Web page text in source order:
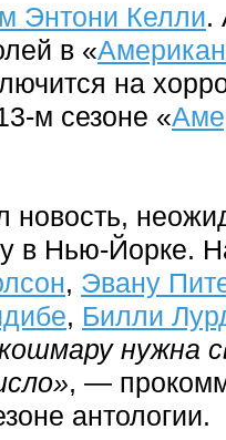
Энтони Келли.
в «
на
м сезоне «
новость,
в Нью-Йорке.
, Эвану
, Билли
нужна
, —
антологии.